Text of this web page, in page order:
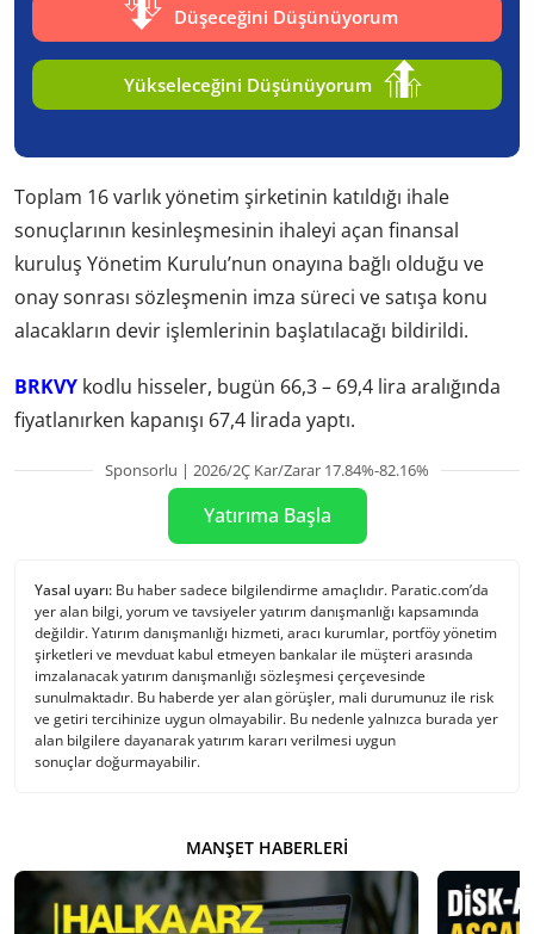
Düşeceğini Düşünüyorum
Yükseleceğini Düşünüyorum
Toplam 16 varlık yönetim şirketinin katıldığı ihale
sonuçlarının kesinleşmesinin ihaleyi açan finansal
kuruluş Yönetim Kurulu’nun onayına bağlı olduğu ve
onay sonrası sözleşmenin imza süreci ve satışa konu
alacakların devir işlemlerinin başlatılacağı bildirildi.
BRKVY kodlu hisseler, bugün 66,3 – 69,4 lira aralığında
fiyatlanırken kapanışı 67,4 lirada yaptı.
Sponsorlu | 2026/2Ç Kar/Zarar 17.84%-82.16%
Yatırıma Başla
Yasal uyarı: Bu haber sadece bilgilendirme amaçlıdır. Paratic.com’da
yer alan bilgi, yorum ve tavsiyeler yatırım danışmanlığı kapsamında
değildir. Yatırım danışmanlığı hizmeti, aracı kurumlar, portföy yönetim
şirketleri ve mevduat kabul etmeyen bankalar ile müşteri arasında
imzalanacak yatırım danışmanlığı sözleşmesi çerçevesinde
sunulmaktadır. Bu haberde yer alan görüşler, mali durumunuz ile risk
ve getiri tercihinize uygun olmayabilir. Bu nedenle yalnızca burada yer
alan bilgilere dayanarak yatırım kararı verilmesi uygun
sonuçlar doğurmayabilir.
MANŞET HABERLERI